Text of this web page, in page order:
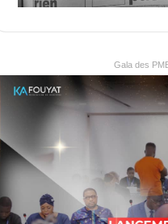
Gala des